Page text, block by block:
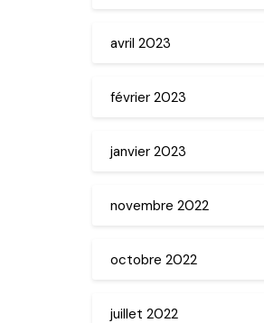
avril 2023
février 2023
janvier 2023
novembre 2022
octobre 2022
juillet 2022